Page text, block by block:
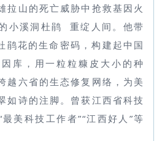
拉山的死亡威胁中抢救基因火
小溪洞杜鹃
重绽人间。他带
鹃花的生命密码，构建起中国
库，用一粒粒糠皮大小的种
越六省的生态修复网络，为美
如诗的注脚。曾获江西省科技
美科技工作者”“江西好人”等